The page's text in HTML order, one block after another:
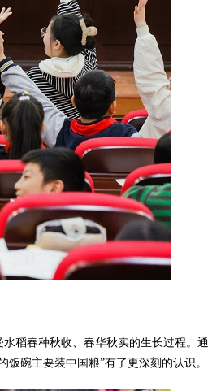
稻春种秋收、春华秋实的生长过程。通
碗主要装中国粮”有了更深刻的认识。